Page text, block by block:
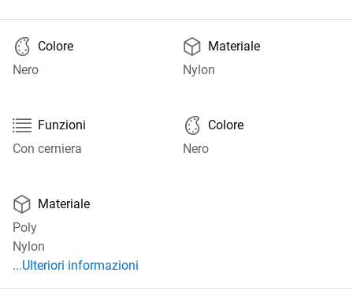
🎨 Colore
Nero
📦 Materiale
Nylon
 Funzioni
Con cerniera
🎨 Colore
Nero
📦 Materiale
Poly
Nylon
...Ulteriori informazioni
Ulteriori informazioni Materiale